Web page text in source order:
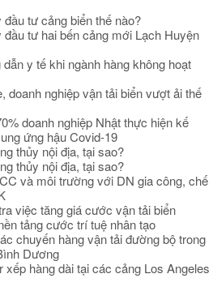
tư cảng biển thế nào?
đầu tư hai bến cảng mới Lạch Huyện
y tế khi ngành hàng không hoạt
doanh nghiệp vận tải biển vượt ải thế
doanh nghiệp Nhật thực hiện kế
ứng hậu Covid-19
thủy nội địa, tại sao?
thủy nội địa, tại sao?
và môi trường với DN gia công, chế
việc tăng giá cước vận tải biển
tảng cước trí tuệ nhân tạo
chuyến hàng vận tải đường bộ trong
Dương
xếp hàng dài tại các cảng Los Angeles